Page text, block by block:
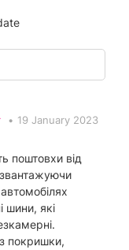
• 19 January 2023
поштовхи від
шини, які
покришки,